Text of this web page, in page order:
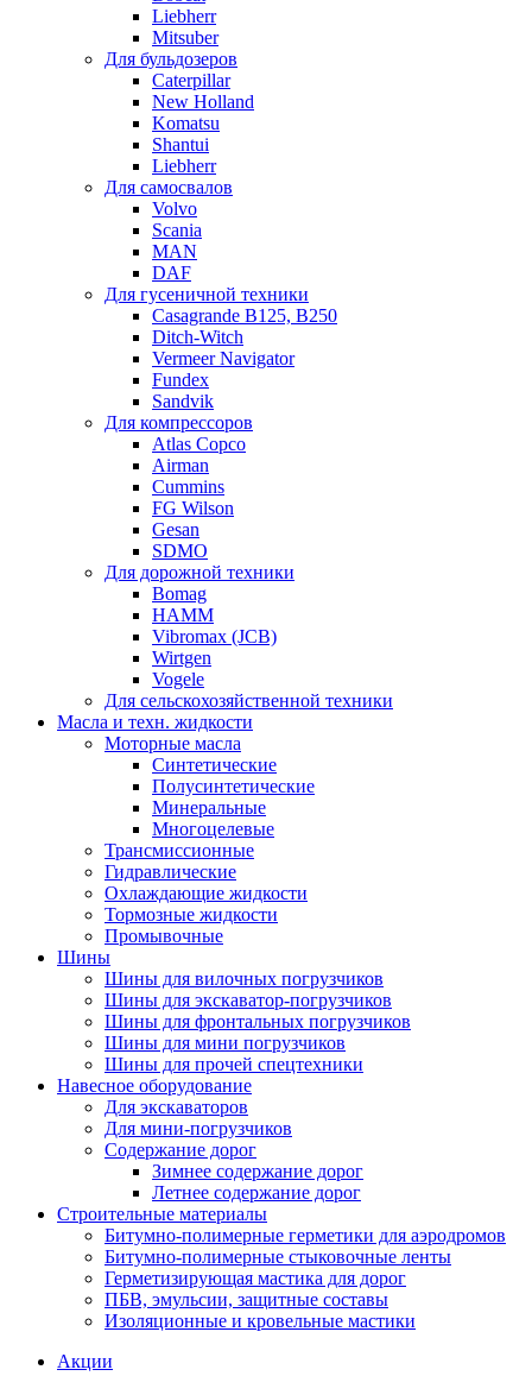
Liebherr
Mitsuber
Для бульдозеров
Caterpillar
New Holland
Komatsu
Shantui
Liebherr
Для самосвалов
Volvo
Scania
MAN
DAF
Для гусеничной техники
Casagrande B125, B250
Ditch-Witch
Vermeer Navigator
Fundex
Sandvik
Для компрессоров
Atlas Copco
Airman
Cummins
FG Wilson
Gesan
SDMO
Для дорожной техники
Bomag
HAMM
Vibromax (JCB)
Wirtgen
Vogele
Для сельскохозяйственной техники
Масла и техн. жидкости
Моторные масла
Синтетические
Полусинтетические
Минеральные
Многоцелевые
Трансмиссионные
Гидравлические
Охлаждающие жидкости
Тормозные жидкости
Промывочные
Шины
Шины для вилочных погрузчиков
Шины для экскаватор-погрузчиков
Шины для фронтальных погрузчиков
Шины для мини погрузчиков
Шины для прочей спецтехники
Навесное оборудование
Для экскаваторов
Для мини-погрузчиков
Содержание дорог
Зимнее содержание дорог
Летнее содержание дорог
Строительные материалы
Битумно-полимерные герметики для аэродромов
Битумно-полимерные стыковочные ленты
Герметизирующая мастика для дорог
ПБВ, эмульсии, защитные составы
Изоляционные и кровельные мастики
Акции